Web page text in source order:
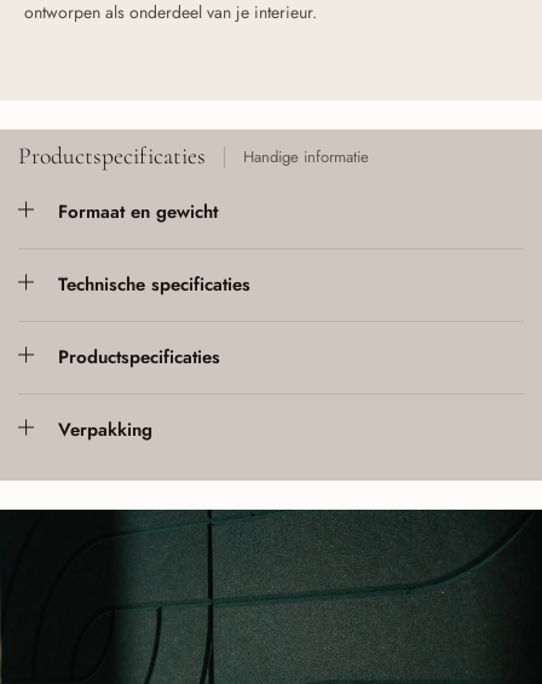
ontworpen als onderdeel van je interieur.
Productspecificaties Handige informatie
Formaat en gewicht
Technische specificaties
Productspecificaties
Verpakking